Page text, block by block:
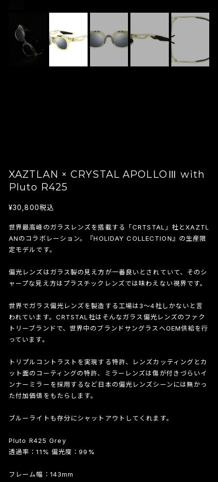
XAZTLAN × CRYSTAL APOLLOⅢ with
Pluto R425
¥30,800税込
世界最高峰のガラスレンズを搭載する「CRTSTAL」社とXAZTL
ANのコラボレーション。『HOLIDAY COLLECTION』の生産限
定モデルです。
偏光レンズはガラス製の見え方が一番良いとされていて、そのシ
ャープな見え方はプラスチックレンズでは味わえない視界です。
世界でガラス偏光レンズを製造する工場は3～4社しかないと言
われています。CRTSTAL社はそんなガラス偏光レンズのファク
トリーブランドで、世界中のブランドサングラスへOEM供給を行
っています。
トリプルコントラストを実現する特許、レンズカッティングとカ
ット面のコーティングの特許、ミラーレンズは傷が付きづらいイ
ンナーミラーを採用するなど日本の偏光レンズシーンには無かっ
た付加価値をもたらします。
ブルーライトも存分にシャットアウトしてくれます。
Pluto R425 Grey
透過率：11% 偏光度：99%
フレーム幅：143mm